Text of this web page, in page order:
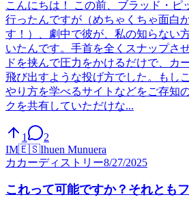
こんにちは！ この前、ブラッド・ピ
行ったんですが（めちゃくちゃ面白
す！）、劇中で彼が、私の知らない
いたんです。手首を全くスナップさ
ドを挟んで圧力をかけるだけで、カ
飛び出すような投げ方でした。もし
やり方を学べるサイトなどをご存知
クを共有していただけな...
1
2
IM🇪🇸Ihuen Munuera
カ カーディストリー8/27/2025
これって可能ですか？それとも